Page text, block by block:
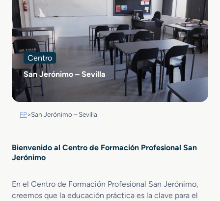
Centro
San Jerónimo – Sevilla
FP>San Jerónimo – Sevilla
Bienvenido al Centro de Formación Profesional San
Jerónimo
En el Centro de Formación Profesional San Jerónimo,
creemos que la educación práctica es la clave para el